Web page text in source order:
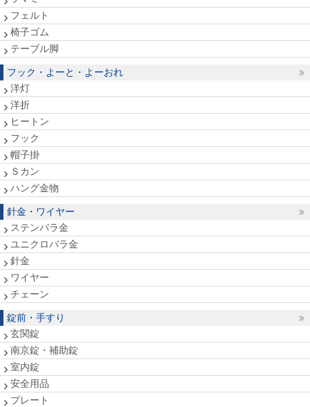
フェルト
椅子ゴム
テーブル脚
フック・よーと・よーおれ
洋灯
洋折
ヒートン
フック
帽子掛
Ｓカン
ハング金物
針金・ワイヤー
ステンバラ金
ユニクロバラ金
針金
ワイヤー
チェーン
錠前・手すり
玄関錠
南京錠・補助錠
室内錠
安全用品
プレート